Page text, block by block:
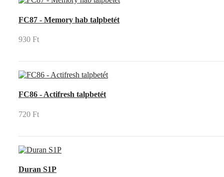
FC87 - Memory hab talpbetét
930 Ft
FC86 - Actifresh talpbetét
720 Ft
Duran S1P